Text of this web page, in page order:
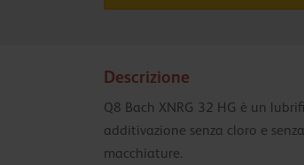
Descrizione
Q8 Bach XNRG 32 HG è un
additivazione senza cloro e
macchiature.